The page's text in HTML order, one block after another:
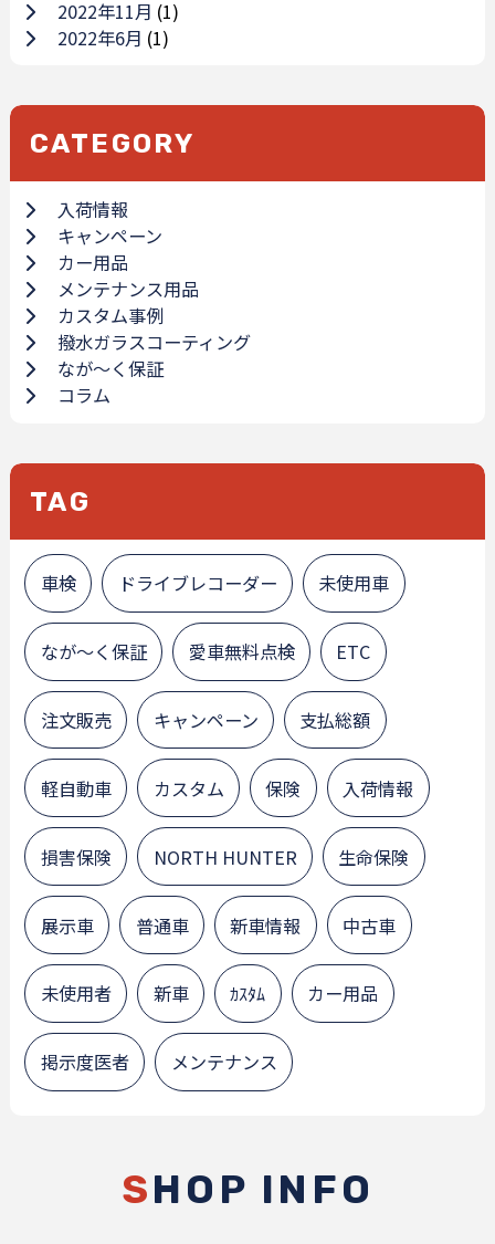
2022年11月 (1)
2022年6月 (1)
CATEGORY
入荷情報
キャンペーン
カー用品
メンテナンス用品
カスタム事例
撥水ガラスコーティング
なが～く保証
コラム
TAG
車検 ドライブレコーダー 未使用車
なが～く保証 愛車無料点検 ETC
注文販売 キャンペーン 支払総額
軽自動車 カスタム 保険 入荷情報
損害保険 NORTH HUNTER 生命保険
展示車 普通車 新車情報 中古車
未使用者 新車 ｶｽﾀﾑ カー用品
掲示度医者 メンテナンス
SHOP INFO